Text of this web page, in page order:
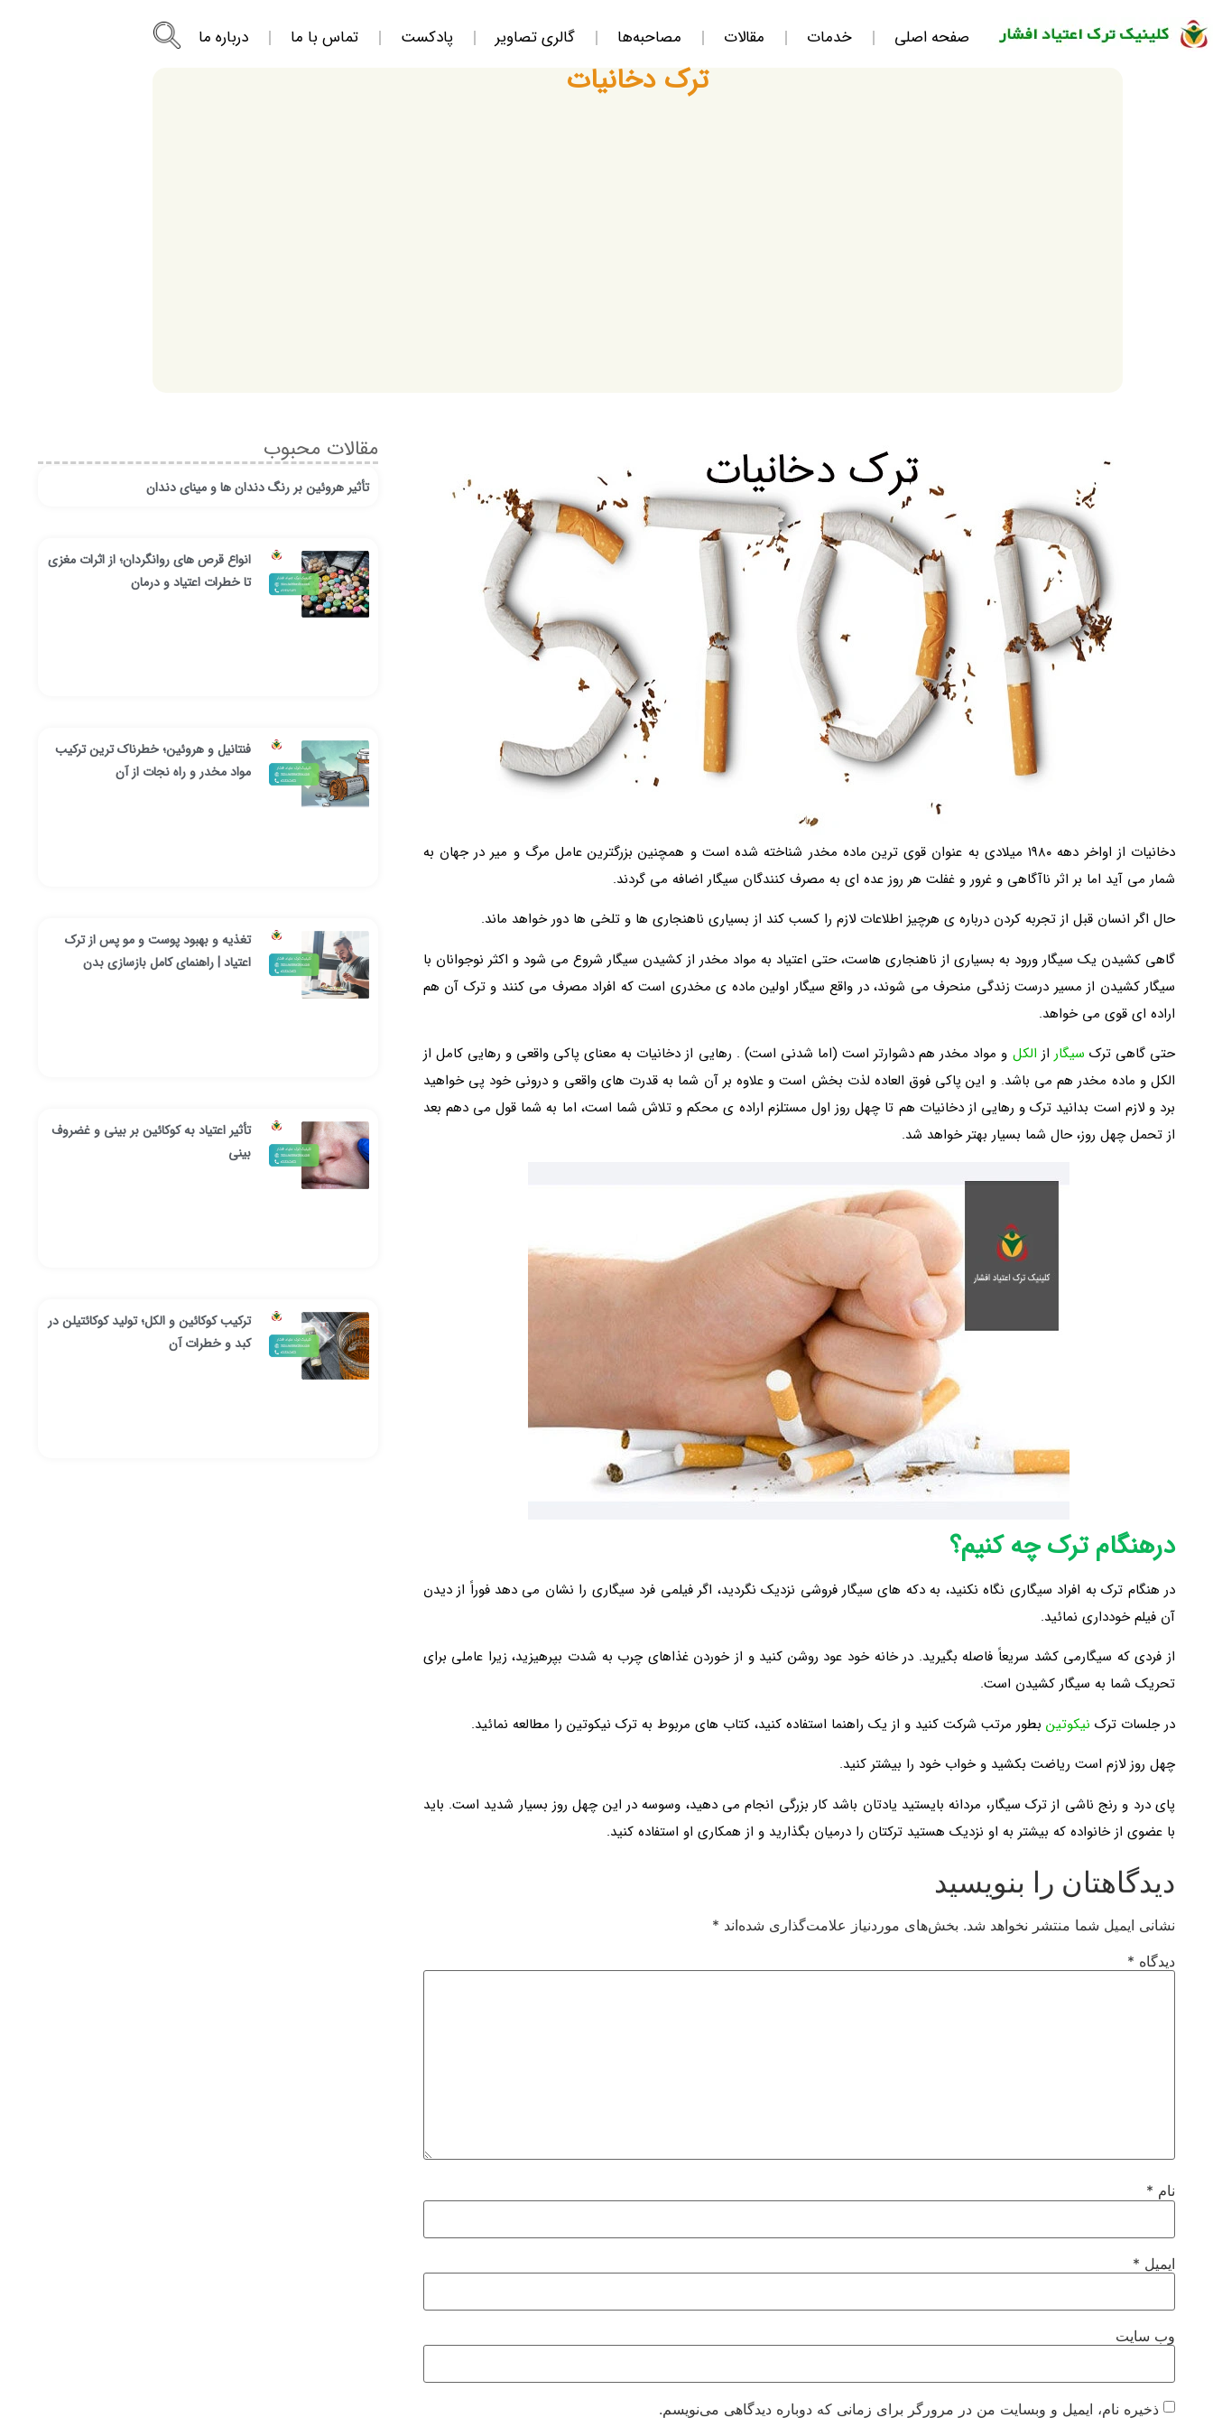
صفحه اصلی خدمات مقالات مصاحبه‌ها گالری تصاویر پادکست تماس با ما درباره ما
ترک دخانیات
دخانیات از اواخر دهه ۱۹۸۰ میلادی به عنوان قوی ترین ماده مخدر شناخته شده است و همچنین بزرگترین عامل مرگ و میر در جهان به
شمار می آید اما بر اثر ناآگاهی و غرور و غفلت هر روز عده ای به مصرف کنندگان سیگار اضافه می گردند.
حال اگر انسان قبل از تجربه کردن درباره ی هرچیز اطلاعات لازم را کسب کند از بسیاری ناهنجاری ها و تلخی ها دور خواهد ماند.
گاهی کشیدن یک سیگار ورود به بسیاری از ناهنجاری هاست، حتی اعتیاد به مواد مخدر از کشیدن سیگار شروع می شود و اکثر نوجوانان با
سیگار کشیدن از مسیر درست زندگی منحرف می شوند، در واقع سیگار اولین ماده ی مخدری است که افراد مصرف می کنند و ترک آن هم
اراده ای قوی می خواهد.
حتی گاهی ترک سیگار از الکل و مواد مخدر هم دشوارتر است (اما شدنی است) . رهایی از دخانیات به معنای پاکی واقعی و رهایی کامل از
الکل و ماده مخدر هم می باشد. و این پاکی فوق العاده لذت بخش است و علاوه بر آن شما به قدرت های واقعی و درونی خود پی خواهید
برد و لازم است بدانید ترک و رهایی از دخانیات هم تا چهل روز اول مستلزم اراده ی محکم و تلاش شما است، اما به شما قول می دهم بعد
از تحمل چهل روز، حال شما بسیار بهتر خواهد شد.
درهنگام ترک چه کنیم؟
در هنگام ترک به افراد سیگاری نگاه نکنید، به دکه های سیگار فروشی نزدیک نگردید، اگر فیلمی فرد سیگاری را نشان می دهد فوراً از دیدن
آن فیلم خودداری نمائید.
از فردی که سیگارمی کشد سریعاً فاصله بگیرید. در خانه خود عود روشن کنید و از خوردن غذاهای چرب به شدت بپرهیزید، زیرا عاملی برای
تحریک شما به سیگار کشیدن است.
در جلسات ترک نیکوتین بطور مرتب شرکت کنید و از یک راهنما استفاده کنید، کتاب های مربوط به ترک نیکوتین را مطالعه نمائید.
چهل روز لازم است ریاضت بکشید و خواب خود را بیشتر کنید.
پای درد و رنج ناشی از ترک سیگار، مردانه بایستید یادتان باشد کار بزرگی انجام می دهید، وسوسه در این چهل روز بسیار شدید است. باید
با عضوی از خانواده که بیشتر به او نزدیک هستید ترکتان را درمیان بگذارید و از همکاری او استفاده کنید.
دیدگاهتان را بنویسید
نشانی ایمیل شما منتشر نخواهد شد. بخش‌های موردنیاز علامت‌گذاری شده‌اند *
دیدگاه *
نام *
ایمیل *
وب‌ سایت
ذخیره نام، ایمیل و وبسایت من در مرورگر برای زمانی که دوباره دیدگاهی می‌نویسم.
مقالات محبوب
تأثیر هروئین بر رنگ دندان ها و مینای دندان
انواع قرص های روانگردان؛ از اثرات مغزی
تا خطرات اعتیاد و درمان
فنتانیل و هروئین؛ خطرناک ترین ترکیب
مواد مخدر و راه نجات از آن
تغذیه و بهبود پوست و مو پس از ترک
اعتیاد | راهنمای کامل بازسازی بدن
تأثیر اعتیاد به کوکائین بر بینی و غضروف
بینی
ترکیب کوکائین و الکل؛ تولید کوکائتیلن در
کبد و خطرات آن